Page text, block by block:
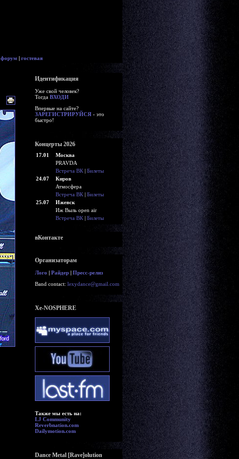
форум | гостевая
Идентификация
Уже свой человек?
Тогда ВХОДИ
Впервые на сайте?
ЗАРЕГИСТРИРУЙСЯ - это
быстро!
Концерты 2026
17.01
Москва
PRAVDA
Встреча ВК | Билеты
24.07
Киров
Атмосфера
Встреча ВК | Билеты
25.07
Ижевск
Иж Выль open air
Встреча ВК | Билеты
вКонтакте
Организаторам
Лого | Райдер | Пресс-релиз
Band contact: lexydance@gmail.com
Xe-NOSPHERE
Также мы есть на:
LJ Community
Reverbnation.com
Dailymotion.com
Dance Metal [Rave]olution